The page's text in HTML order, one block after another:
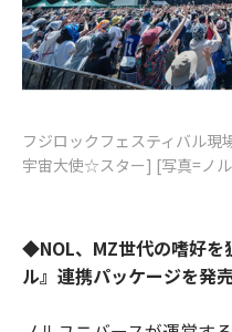
フジロックフェスティバル現
宇宙大使☆スター] [写真=ノ
◆NOL、MZ世代の嗜好を
ル』連携パッケージを発